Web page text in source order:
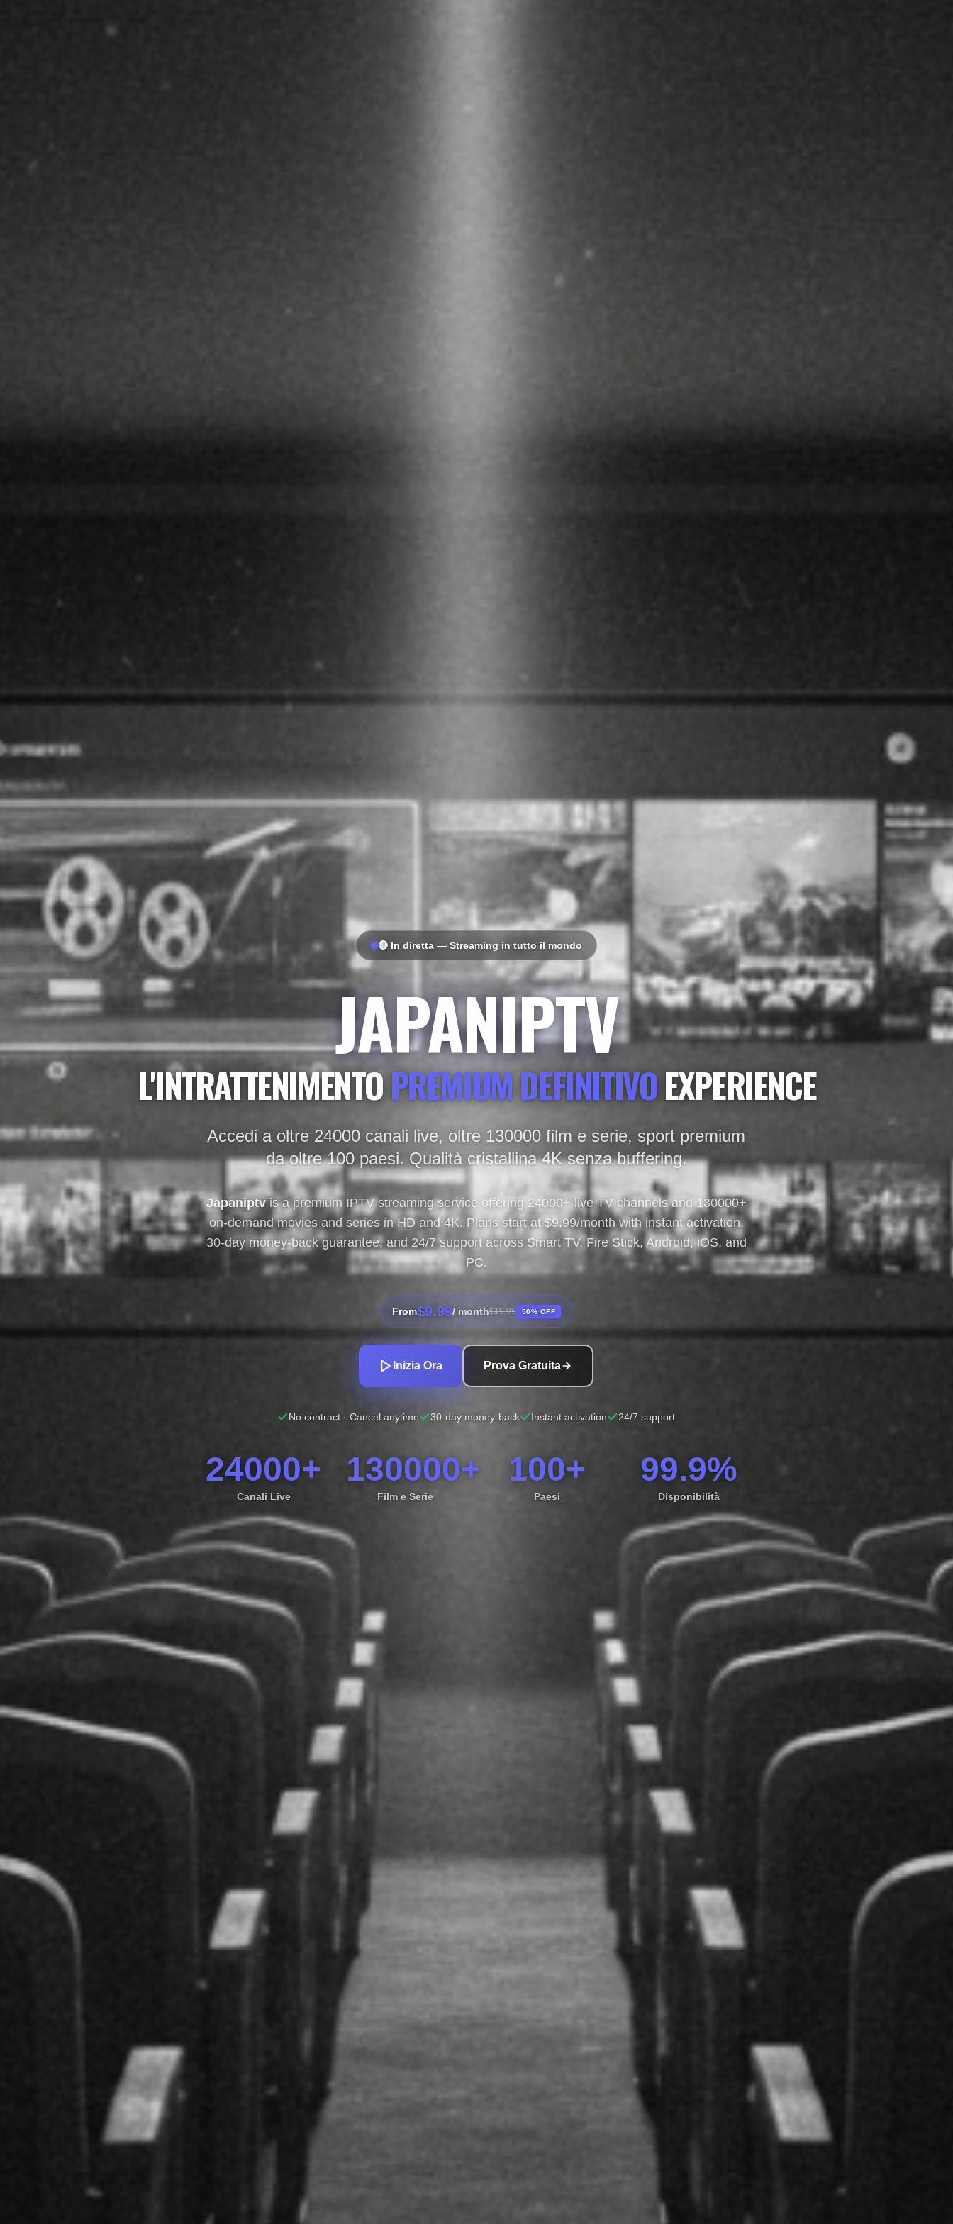
🔴 In diretta — Streaming in tutto il mondo
JAPANIPTV
L'INTRATTENIMENTOPREMIUM DEFINITIVOEXPERIENCE
Accedi a oltre 24000 canali live, oltre 130000 film e serie, sport premium
da oltre 100 paesi. Qualità cristallina 4K senza buffering.
Japaniptvis a premium IPTV streaming service offering 24000+ live TV channels and 130000+
on-demand movies and series in HD and 4K. Plans start at $9.99/month with instant activation,
30-day money-back guarantee, and 24/7 support across Smart TV, Fire Stick, Android, iOS, and
PC.
From$9.99/ month$19.99 50% OFF
Inizia Ora Prova Gratuita
No contract · Cancel anytime 30-day money-back Instant activation 24/7 support
24000+
Canali Live
130000+
Film e Serie
100+
Paesi
99.9%
Disponibilità